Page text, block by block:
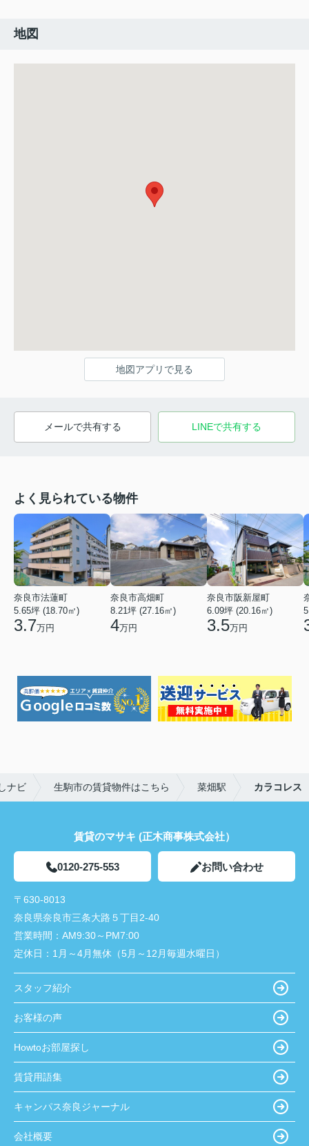
地図
地図アプリで見る
メールで共有する LINEで共有する
よく見られている物件
奈良市法蓮町
5.65坪 (18.70㎡)
3.7万円
奈良市高畑町
8.21坪 (27.16㎡)
4万円
奈良市阪新屋町
6.09坪 (20.16㎡)
3.5万円
ナビ 生駒市の賃貸物件はこちら 菜畑駅 カラコレス
賃貸のマサキ (正木商事株式会社）
0120-275-553 お問い合わせ
〒630-8013
奈良県奈良市三条大路５丁目2-40
営業時間： AM9:30～PM7:00
定休日： 1月～4月無休（5月～12月毎週水曜日）
スタッフ紹介
お客様の声
Howtoお部屋探し
賃貸用語集
キャンパス奈良ジャーナル
会社概要